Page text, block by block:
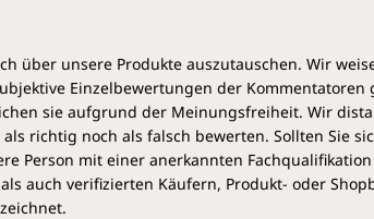
über unsere Produkte auszutauschen. Wir
Einzelbewertungen der Kommentatoren
sie aufgrund der Meinungsfreiheit. Wir
richtig noch als falsch bewerten. Sollten Sie
Person mit einer anerkannten
auch verifizierten Käufern, Produkt- oder